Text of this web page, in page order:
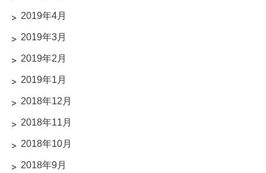
2019年4月
2019年3月
2019年2月
2019年1月
2018年12月
2018年11月
2018年10月
2018年9月